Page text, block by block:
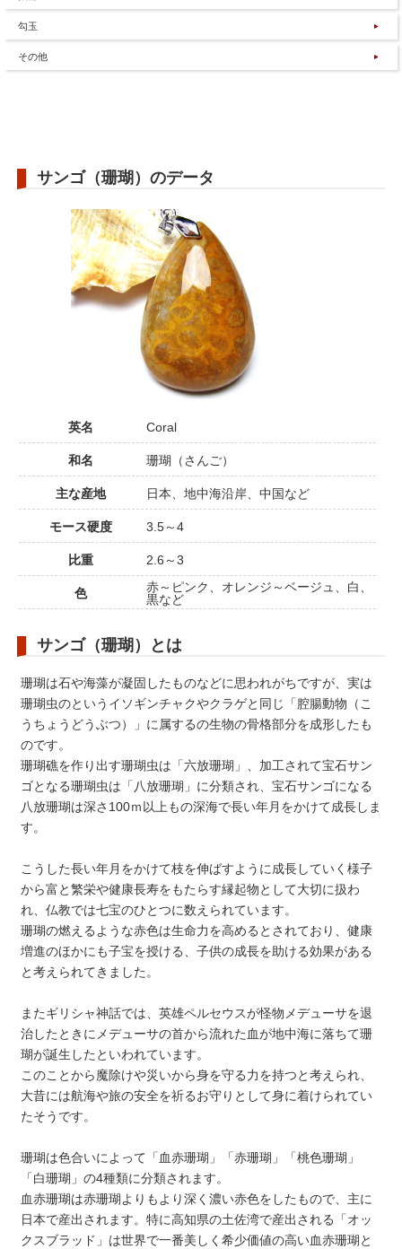
勾玉
その他
サンゴ（珊瑚）のデータ
英名 Coral
和名 珊瑚（さんご）
主な産地 日本、地中海沿岸、中国など
モース硬度 3.5～4
比重 2.6～3
色
赤～ピンク、オレンジ～ベージュ、白、
黒など
サンゴ（珊瑚）とは
珊瑚は石や海藻が凝固したものなどに思われがちですが、実は
珊瑚虫のというイソギンチャクやクラゲと同じ「腔腸動物（こ
うちょうどうぶつ）」に属するの生物の骨格部分を成形したも
のです。
珊瑚礁を作り出す珊瑚虫は「六放珊瑚」、加工されて宝石サン
ゴとなる珊瑚虫は「八放珊瑚」に分類され、宝石サンゴになる
八放珊瑚は深さ100ｍ以上もの深海で長い年月をかけて成長しま
す。
こうした長い年月をかけて枝を伸ばすように成長していく様子
から富と繁栄や健康長寿をもたらす縁起物として大切に扱わ
れ、仏教では七宝のひとつに数えられています。
珊瑚の燃えるような赤色は生命力を高めるとされており、健康
増進のほかにも子宝を授ける、子供の成長を助ける効果がある
と考えられてきました。
またギリシャ神話では、英雄ペルセウスが怪物メデューサを退
治したときにメデューサの首から流れた血が地中海に落ちて珊
瑚が誕生したといわれています。
このことから魔除けや災いから身を守る力を持つと考えられ、
大昔には航海や旅の安全を祈るお守りとして身に着けられてい
たそうです。
珊瑚は色合いによって「血赤珊瑚」「赤珊瑚」「桃色珊瑚」
「白珊瑚」の4種類に分類されます。
血赤珊瑚は赤珊瑚よりもより深く濃い赤色をしたもので、主に
日本で産出されます。特に高知県の土佐湾で産出される「オッ
クスブラッド」は世界で一番美しく希少価値の高い血赤珊瑚と